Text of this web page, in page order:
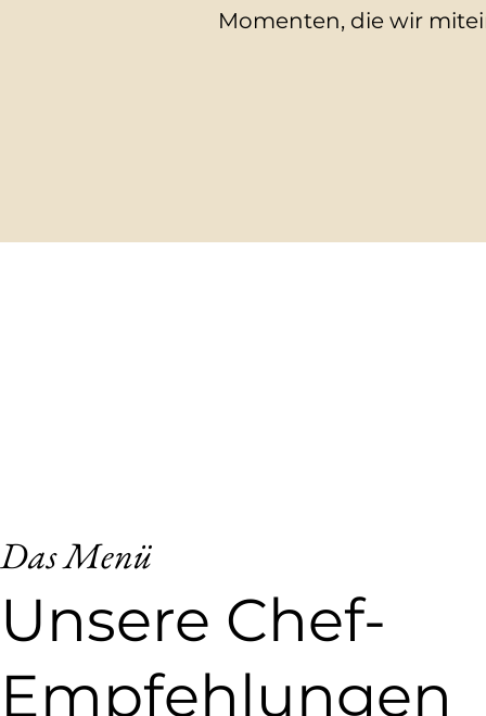
Momenten, die wir
Das Menü
​Unsere Chef-
Empfehlungen